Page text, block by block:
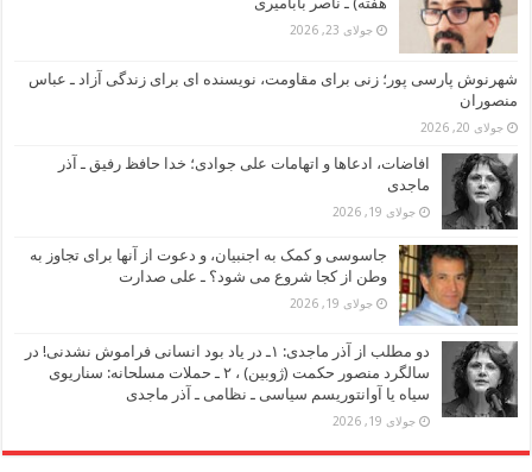
جولای 23, 2026
شهرنوش پارسی پور؛ زنی برای مقاومت، نویسنده ای برای زندگی آزاد ـ عباس
منصوران
جولای 20, 2026
افاضات، ادعاها و اتهامات علی جوادی؛ خدا حافظ رفیق ـ آذر
ماجدی
جولای 19, 2026
جاسوسی و کمک به اجنبیان، و دعوت از آنها برای تجاوز به
وطن از کجا شروع می شود؟ ـ علی صدارت
جولای 19, 2026
دو مطلب از آذر ماجدی: ۱ـ در یاد بود انسانی فراموش نشدنی! در
سالگرد منصور حکمت (ژوبین) ، ۲ ـ حملات مسلحانه: سناریوی
سیاه یا آوانتوریسم سیاسی ـ نظامی ـ آذر ماجدی
جولای 19, 2026